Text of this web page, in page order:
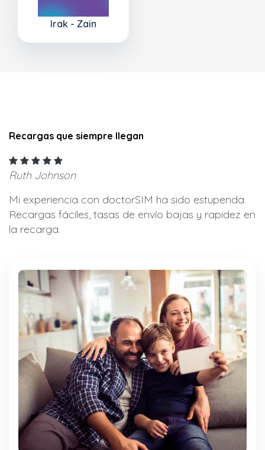
Irak - Zain
Recargas que siempre llegan
Ruth Johnson
Mi experiencia con doctorSIM ha sido estupenda.
Recargas fáciles, tasas de envío bajas y rapidez en
la recarga.